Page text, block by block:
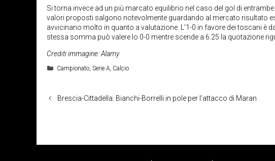
Si torna invece ad un più marcato equilibrio nel caso del gol di
valori proposti salgono notevolmente guardando al mercato risultato
avvicinano molto in quanto a valutazione. L’1-0 in favore dei toscani è
stessa somma può valere lo 0-0 mentre scende a 6.25 la quotazione
Crediti immagine: Alamy
Categorie
Campionato,Serie A, Calcio
Brescia-Cittadella: Bianchi-Borrelli in pole per l’attacco di Maran